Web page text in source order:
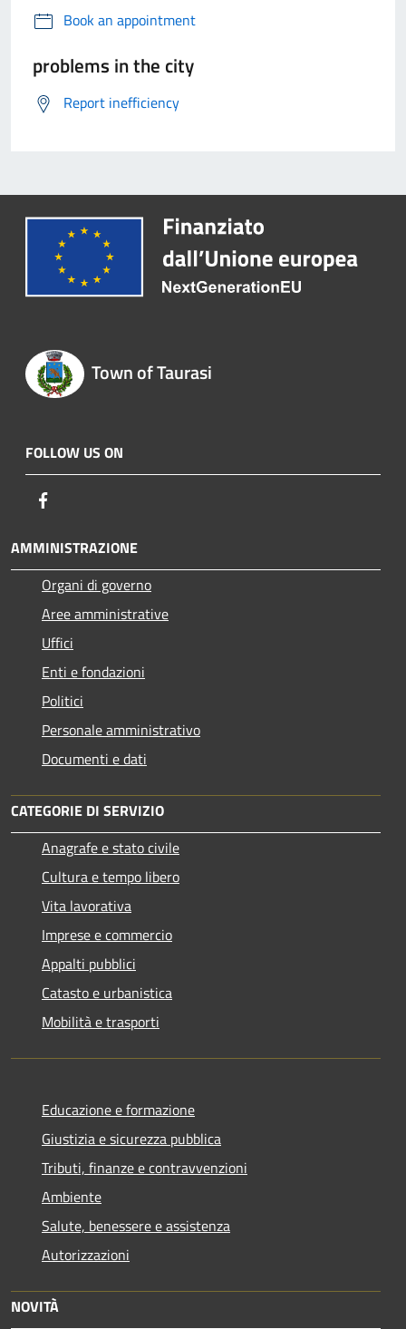
Book an appointment
problems in the city
Report inefficiency
Town of Taurasi
FOLLOW US ON
AMMINISTRAZIONE
Organi di governo
Aree amministrative
Uffici
Enti e fondazioni
Politici
Personale amministrativo
Documenti e dati
CATEGORIE DI SERVIZIO
Anagrafe e stato civile
Cultura e tempo libero
Vita lavorativa
Imprese e commercio
Appalti pubblici
Catasto e urbanistica
Mobilità e trasporti
Educazione e formazione
Giustizia e sicurezza pubblica
Tributi, finanze e contravvenzioni
Ambiente
Salute, benessere e assistenza
Autorizzazioni
NOVITÀ